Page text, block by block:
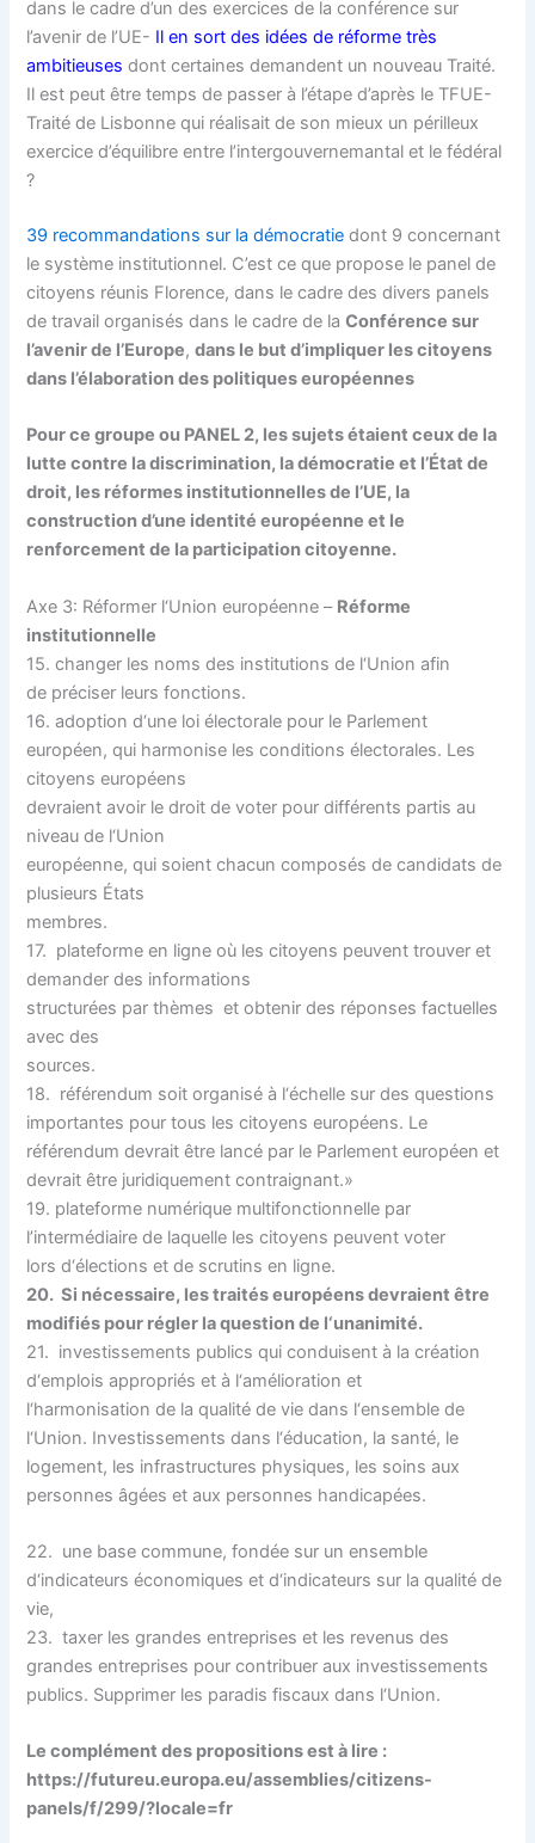
dans le cadre d’un des exercices de la conférence sur
l’avenir de l’UE- Il en sort des idées de réforme très
ambitieuses dont certaines demandent un nouveau Traité.
Il est peut être temps de passer à l’étape d’après le TFUE-
Traité de Lisbonne qui réalisait de son mieux un périlleux
exercice d’équilibre entre l’intergouvernemantal et le fédéral
?
39 recommandations sur la démocratie dont 9 concernant
le système institutionnel. C’est ce que propose le panel de
citoyens réunis Florence, dans le cadre des divers panels
de travail organisés dans le cadre de laConférence sur
l’avenir de l’Europe,dans le but d’impliquer les citoyens
dans l’élaboration des politiques européennes
Pour ce groupe ou PANEL 2, les sujets étaient ceux de la
lutte contre la discrimination, la démocratie et l’État de
droit, les réformes institutionnelles de l’UE, la
construction d’une identité européenne et le
renforcement de la participation citoyenne.
Axe 3: Réformer l‘Union européenne – Réforme
institutionnelle
15. changer les noms des institutions de l‘Union afin
de préciser leurs fonctions.
16. adoption d‘une loi électorale pour le Parlement
européen, qui harmonise les conditions électorales. Les
citoyens européens
devraient avoir le droit de voter pour différents partis au
niveau de l‘Union
européenne, qui soient chacun composés de candidats de
plusieurs États
membres.
17. plateforme en ligne où les citoyens peuvent trouver et
demander des informations
structurées par thèmes et obtenir des réponses factuelles
avec des
sources.
18. référendum soit organisé à l‘échelle sur des questions
importantes pour tous les citoyens européens. Le
référendum devrait être lancé par le Parlement européen et
devrait être juridiquement contraignant.»
19. plateforme numérique multifonctionnelle par
l’intermédiaire de laquelle les citoyens peuvent voter
lors d‘élections et de scrutins en ligne.
20. Si nécessaire, les traités européens devraient être
modifiés pour régler la question de l‘unanimité.
21. investissements publics qui conduisent à la création
d‘emplois appropriés et à l‘amélioration et
l‘harmonisation de la qualité de vie dans l‘ensemble de
l‘Union. Investissements dans l‘éducation, la santé, le
logement, les infrastructures physiques, les soins aux
personnes âgées et aux personnes handicapées.
22. une base commune, fondée sur un ensemble
d‘indicateurs économiques et d‘indicateurs sur la qualité de
vie,
23. taxer les grandes entreprises et les revenus des
grandes entreprises pour contribuer aux investissements
publics. Supprimer les paradis fiscaux dans l‘Union.
Le complément des propositions est à lire :
https://futureu.europa.eu/assemblies/citizens-
panels/f/299/?locale=fr